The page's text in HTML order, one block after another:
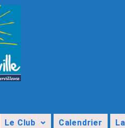
Le Club Calendrier